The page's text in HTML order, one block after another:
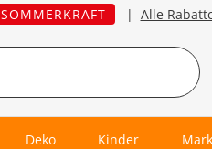
SOMMERKRAFT | Alle
Deko Kinder